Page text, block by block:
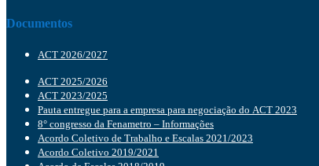
Documentos
ACT 2026/2027
ACT 2025/2026
ACT 2023/2025
Pauta entregue para a empresa para negociação do ACT 2023
8° congresso da Fenametro – Informações
Acordo Coletivo de Trabalho e Escalas 2021/2023
Acordo Coletivo 2019/2021